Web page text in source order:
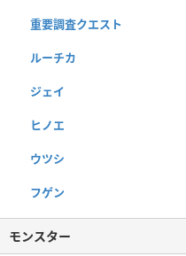
重要調査クエスト
ルーチカ
ジェイ
ヒノエ
ウツシ
フゲン
モンスター